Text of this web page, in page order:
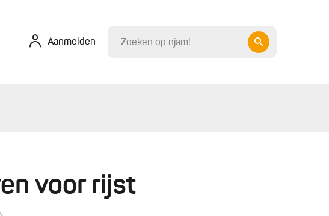
Aanmelden
voor rijst